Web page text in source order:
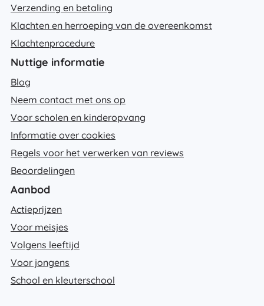
Verzending en betaling
Klachten en herroeping van de overeenkomst
Klachtenprocedure
Nuttige informatie
Blog
Neem contact met ons op
Voor scholen en kinderopvang
Informatie over cookies
Regels voor het verwerken van reviews
Beoordelingen
Aanbod
Actieprijzen
Voor meisjes
Volgens leeftijd
Voor jongens
School en kleuterschool